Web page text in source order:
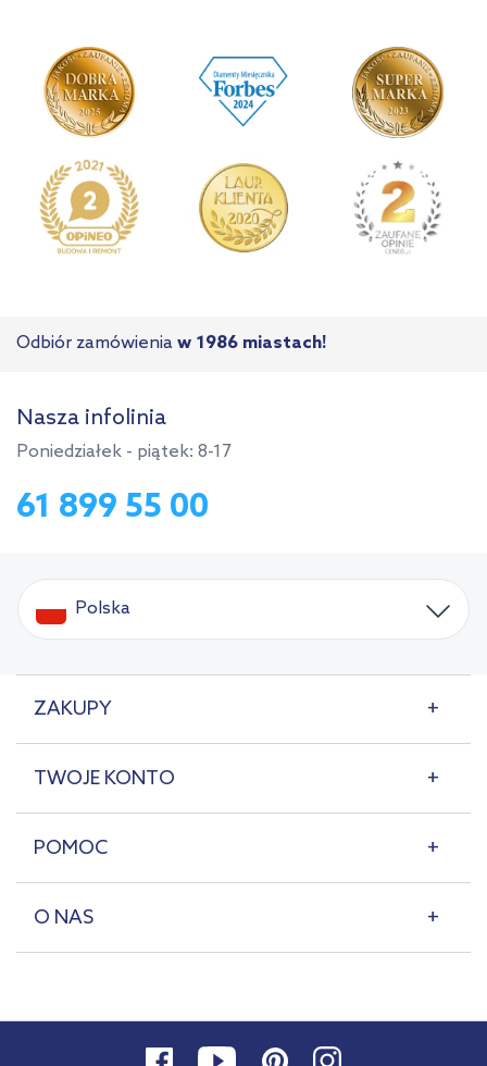
Odbiór zamówienia w 1986 miastach!
Nasza infolinia
Poniedziałek - piątek: 8-17
61 899 55 00
Polska
ZAKUPY
TWOJE KONTO
POMOC
O NAS